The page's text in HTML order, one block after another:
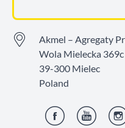
Akmel – Agregaty
Wola Mielecka 369c
39-300 Mielec
Poland